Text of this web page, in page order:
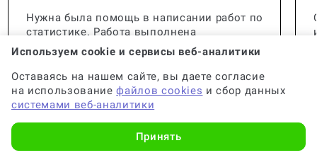
Нужна была помощь в написании работ по
статистике. Работа выполнена
качественно, все детали учтены. Спасибо
за помощь, вы меня выручили!
Используем cookie и сервисы веб-аналитики
Оставаясь на нашем сайте, вы даете согласие
на использованиефайлов cookies и сбор данных
системами веб-аналитики
Принять